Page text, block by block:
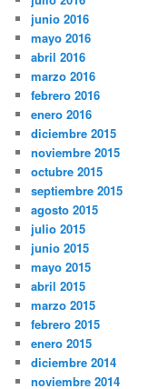
junio 2016
mayo 2016
abril 2016
marzo 2016
febrero 2016
enero 2016
diciembre 2015
noviembre 2015
octubre 2015
septiembre 2015
agosto 2015
julio 2015
junio 2015
mayo 2015
abril 2015
marzo 2015
febrero 2015
enero 2015
diciembre 2014
noviembre 2014